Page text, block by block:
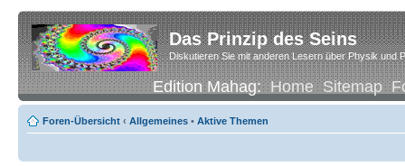
Das Prinzip des Seins
Diskutieren Sie mit anderen Lesern über Physik und
Edition Mahag:Home Sitemap
Foren-Übersicht ‹ Allgemeines • Aktive Themen